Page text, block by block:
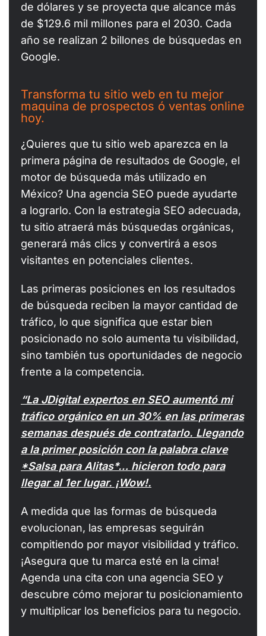
de dólares y se proyecta que alcance más
de $129.6 mil millones para el 2030. Cada
año se realizan 2 billones de búsquedas en
Google.
Transforma tu sitio web en tu mejor
maquina de prospectos ó ventas online
hoy.
¿Quieres que tu sitio web aparezca en la
primera página de resultados de Google, el
motor de búsqueda más utilizado en
México? Una agencia SEO puede ayudarte
a lograrlo. Con la estrategia SEO adecuada,
tu sitio atraerá más búsquedas orgánicas,
generará más clics y convertirá a esos
visitantes en potenciales clientes.
Las primeras posiciones en los resultados
de búsqueda reciben la mayor cantidad de
tráfico, lo que significa que estar bien
posicionado no solo aumenta tu visibilidad,
sino también tus oportunidades de negocio
frente a la competencia.
“La JDigital expertos en SEO aumentó mi
tráfico orgánico en un 30% en las primeras
semanas después de contratarlo. Llegando
a la primer posición con la palabra clave
*Salsa para Alitas*… hicieron todo para
llegar al 1er lugar. ¡Wow!.
A medida que las formas de búsqueda
evolucionan, las empresas seguirán
compitiendo por mayor visibilidad y tráfico.
¡Asegura que tu marca esté en la cima!
Agenda una cita con una agencia SEO y
descubre cómo mejorar tu posicionamiento
y multiplicar los beneficios para tu negocio.